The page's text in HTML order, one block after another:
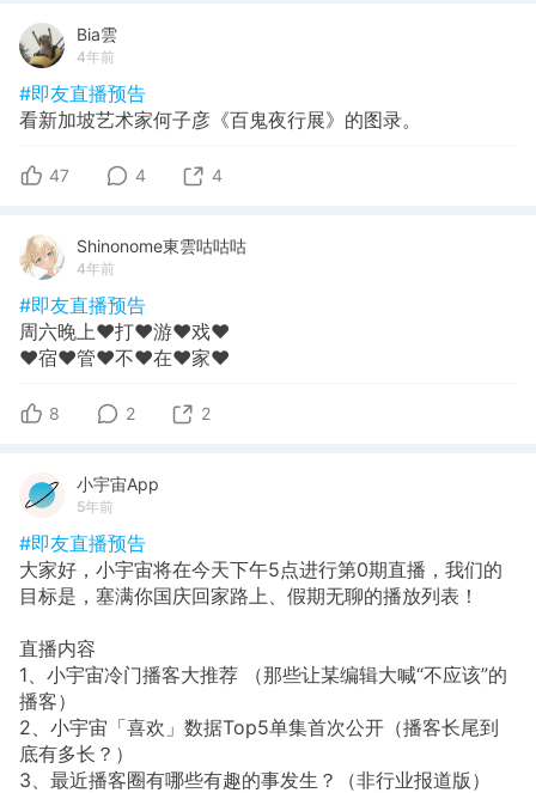
Bia雲
4年前
#即友直播预告
看新加坡艺术家何子彦《百鬼夜行展》的图录。
47 4 4
Shinonome東雲咕咕咕
4年前
#即友直播预告
周六晚上❤️打❤️游❤️戏❤️
❤️宿❤️管❤️不❤️在❤️家❤️
8 2 2
小宇宙App
5年前
#即友直播预告
大家好，小宇宙将在今天下午5点进行第0期直播，我们的
目标是，塞满你国庆回家路上、假期无聊的播放列表！
直播内容
1、小宇宙冷门播客大推荐 （那些让某编辑大喊“不应该”的
播客）
2、小宇宙「喜欢」数据Top5单集首次公开（播客长尾到
底有多长？）
3、最近播客圈有哪些有趣的事发生？（非行业报道版）